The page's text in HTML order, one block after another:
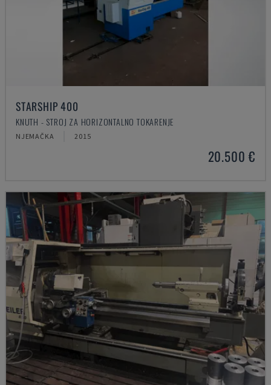
STARSHIP 400
KNUTH - STROJ ZA HORIZONTALNO TOKARENJE
NJEMAČKA 2015
20.500 €